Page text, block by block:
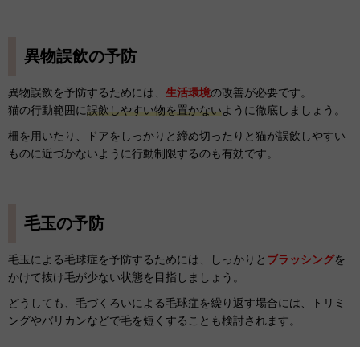
異物誤飲の予防
異物誤飲を予防するためには、 生活環境の改善が必要です。
猫の行動範囲に誤飲しやすい物を置かないように徹底しましょう。
柵を用いたり、ドアをしっかりと締め切ったりと猫が誤飲しやすい
ものに近づかないように行動制限するのも有効です。
毛玉の予防
毛玉による毛球症を予防するためには、しっかりと ブラッシングを
かけて抜け毛が少ない状態を目指しましょう。
どうしても、毛づくろいによる毛球症を繰り返す場合には、トリミ
ングやバリカンなどで毛を短くすることも検討されます。